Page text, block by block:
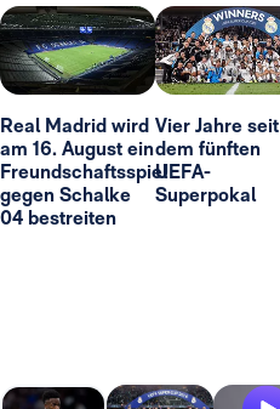
Real Madrid wird
am 16. August ein
Freundschaftsspiel
gegen Schalke
04 bestreiten
Vier Jahre seit
dem fünften
UEFA-
Superpokal